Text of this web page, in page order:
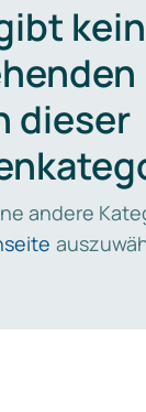
dieser
andere